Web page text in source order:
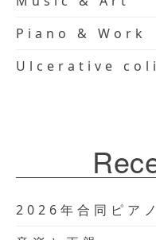
Piano & Work
Ulcerative
2026年合同ピア